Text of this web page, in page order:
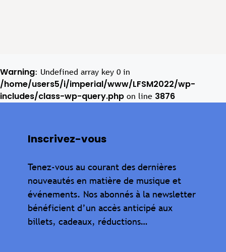
Warning: Undefined array key 0 in
/home/users5/i/imperial/www/LFSM2022/wp-
includes/class-wp-query.php on line 3876
Inscrivez-vous
Tenez-vous au courant des dernières
nouveautés en matière de musique et
événements. Nos abonnés à la newsletter
bénéficient d’un accès anticipé aux
billets, cadeaux, réductions…